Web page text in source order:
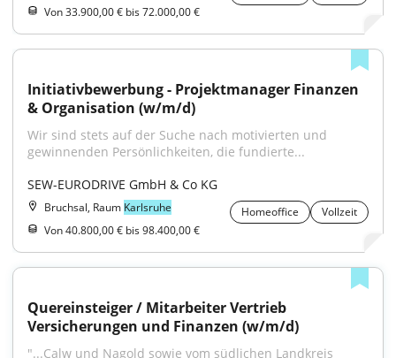
Von 33.900,00 € bis 72.000,00 €
Initiativbewerbung - Projektmanager Finanzen
& Organisation (w/m/d)
Wir sind stets auf der Suche nach motivierten und
gewinnenden Persönlichkeiten, die fundierte...
SEW-EURODRIVE GmbH & Co KG
Bruchsal, Raum Karlsruhe Homeoffice
Vollzeit
Von 40.800,00 € bis 98.400,00 €
Quereinsteiger / Mitarbeiter Vertrieb
Versicherungen und Finanzen (w/m/d)